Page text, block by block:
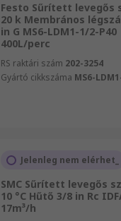
Festo Sűrített levegős
20 k Membrános
in G MS6-LDM1-1/2-P40
400L/perc
RS raktári szám 202-3254
Gyártó cikkszáma MS6-
Jelenleg nem elérhet_
SMC Sűrített levegős
10 °C Hűtő 3/8 in Rc
17m³/h